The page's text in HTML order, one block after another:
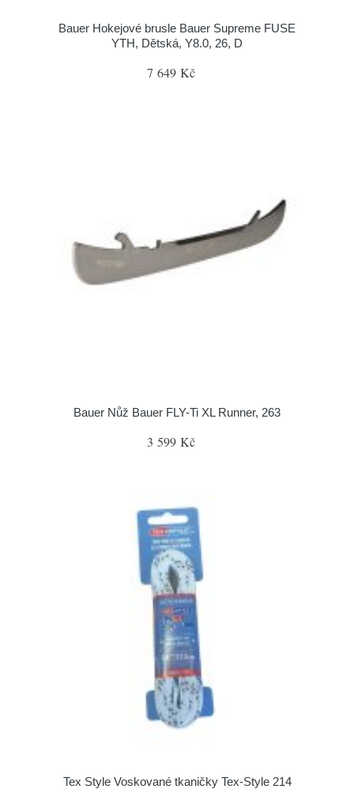
Bauer Hokejové brusle Bauer Supreme FUSE
YTH, Dětská, Y8.0, 26, D
7 649 Kč
Bauer Nůž Bauer FLY-Ti XL Runner, 263
3 599 Kč
Tex Style Voskované tkaničky Tex-Style 214